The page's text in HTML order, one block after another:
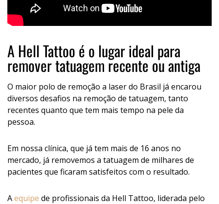
A Hell Tattoo é o lugar ideal para
remover tatuagem recente ou antiga
O maior polo de remoção a laser do Brasil já encarou
diversos desafios na remoção de tatuagem, tanto
recentes quanto que tem mais tempo na pele da
pessoa.
Em nossa clínica, que já tem mais de 16 anos no
mercado, já removemos a tatuagem de milhares de
pacientes que ficaram satisfeitos com o resultado.
Aequipe de profissionais da Hell Tattoo, liderada pelo